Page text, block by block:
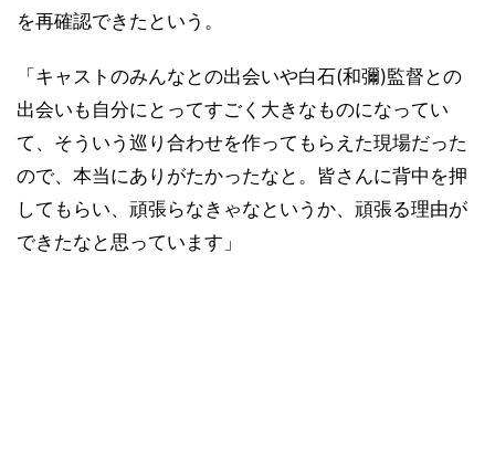
を再確認できたという。
「キャストのみんなとの出会いや白石(和彌)監督との
出会いも自分にとってすごく大きなものになってい
て、そういう巡り合わせを作ってもらえた現場だった
ので、本当にありがたかったなと。皆さんに背中を押
してもらい、頑張らなきゃなというか、頑張る理由が
できたなと思っています」